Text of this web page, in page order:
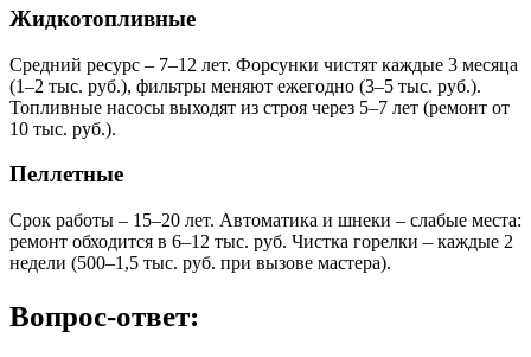
Жидкотопливные
Средний ресурс – 7–12 лет. Форсунки чистят каждые 3 месяца
(1–2 тыс. руб.), фильтры меняют ежегодно (3–5 тыс. руб.).
Топливные насосы выходят из строя через 5–7 лет (ремонт от
10 тыс. руб.).
Пеллетные
Срок работы – 15–20 лет. Автоматика и шнеки – слабые места:
ремонт обходится в 6–12 тыс. руб. Чистка горелки – каждые 2
недели (500–1,5 тыс. руб. при вызове мастера).
Вопрос-ответ: